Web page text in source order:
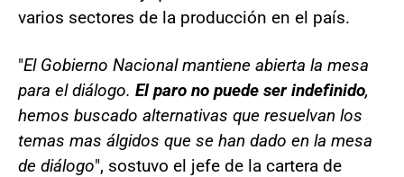
varios sectores de la producción en el país.
"El Gobierno Nacional mantiene abierta la mesa
para el diálogo. El paro no puede ser indefinido,
hemos buscado alternativas que resuelvan los
temas mas álgidos que se han dado en la mesa
de diálogo", sostuvo el jefe de la cartera de